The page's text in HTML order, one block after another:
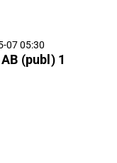
07 05:30
(publ) 1